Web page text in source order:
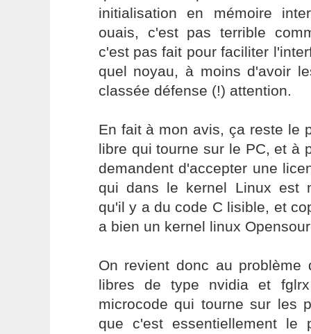
initialisation en mémoire
ouais, c'est pas terrible
c'est pas fait pour faciliter
quel noyau, à moins d'avoir
classée défense (!) attention.
En fait à mon avis, ça reste le
libre qui tourne sur le PC, et à
demandent d'accepter une
qui dans le kernel Linux est
qu'il y a du code C lisible, et
a bien un kernel linux
On revient donc au problème
libres de type nvidia et
microcode qui tourne sur les
que c'est essentiellement le